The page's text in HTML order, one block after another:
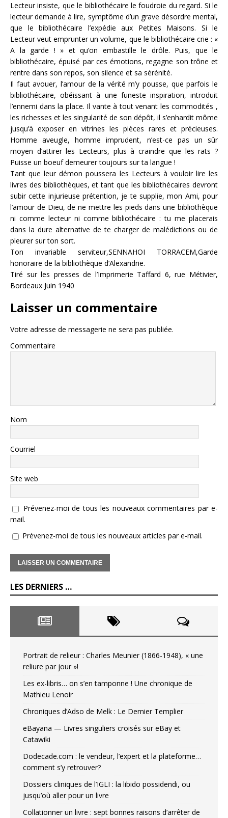
Lecteur insiste, que le bibliothécaire le foudroie du regard. Si le
lecteur demande à lire, symptôme d’un grave désordre mental,
que le bibliothécaire l’expédie aux Petites Maisons. Si le
Lecteur veut emprunter un volume, que le bibliothécaire crie : «
A la garde ! » et qu’on embastille le drôle. Puis, que le
bibliothécaire, épuisé par ces émotions, regagne son trône et
rentre dans son repos, son silence et sa sérénité.
Il faut avouer, l’amour de la vérité m’y pousse, que parfois le
bibliothécaire, obéissant à une funeste inspiration, introduit
l’ennemi dans la place. Il vante à tout venant les commodités ,
les richesses et les singularité de son dépôt, il s’enhardit môme
jusqu’à exposer en vitrines les pièces rares et précieuses.
Homme aveugle, homme imprudent, n’est-ce pas un sûr
moyen d’attirer les Lecteurs, plus à craindre que les rats ?
Puisse un boeuf demeurer toujours sur ta langue !
Tant que leur démon poussera les Lecteurs à vouloir lire les
livres des bibliothèques, et tant que les bibliothécaires devront
subir cette injurieuse prétention, je te supplie, mon Ami, pour
l’amour de Dieu, de ne mettre les pieds dans une bibliothèque
ni comme lecteur ni comme bibliothécaire : tu me placerais
dans la dure alternative de te charger de malédictions ou de
pleurer sur ton sort.
Ton invariable serviteur,SENNAHOI TORRACEM,Garde
honoraire de la bibliothèque d’Alexandrie.
Tiré sur les presses de l’Imprimerie Taffard 6, rue Métivier,
Bordeaux Juin 1940
Laisser un commentaire
Votre adresse de messagerie ne sera pas publiée.
Commentaire
Nom
Courriel
Site web
Prévenez-moi de tous les nouveaux commentaires par e-
mail.
Prévenez-moi de tous les nouveaux articles par e-mail.
LES DERNIERS …
Portrait de relieur : Charles Meunier (1866-1948), « une
reliure par jour »!
Les ex-libris… on s’en tamponne ! Une chronique de
Mathieu Lenoir
Chroniques d’Adso de Melk : Le Dernier Templier
eBayana — Livres singuliers croisés sur eBay et
Catawiki
Dodecade.com : le vendeur, l’expert et la plateforme…
comment s’y retrouver?
Dossiers cliniques de l’IGLI : la libido possidendi, ou
jusqu’où aller pour un livre
Collationner un livre : sept bonnes raisons d’arrêter de